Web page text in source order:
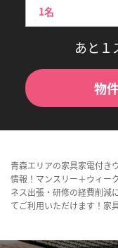
あと１
物
青森エリアの家具家電付き
情報！マンスリー＋ウィー
ネス出張・研修の経費削減
てご利用いただけます！家